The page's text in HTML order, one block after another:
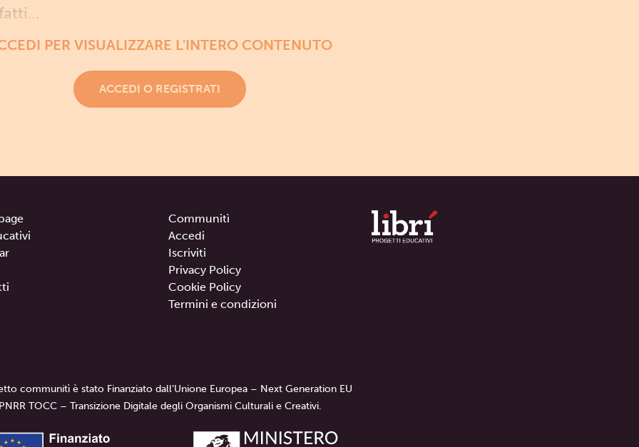
PER VISUALIZZARE L'INTERO CONTENUTO
ACCEDI O REGISTRATI
Communitì
Accedi
Iscriviti
Privacy Policy
Cookie Policy
Termini e condizioni
communitì è stato Finanziato dall’Unione Europea – Next Generation EU
TOCC – Transizione Digitale degli Organismi Culturali e Creativi.